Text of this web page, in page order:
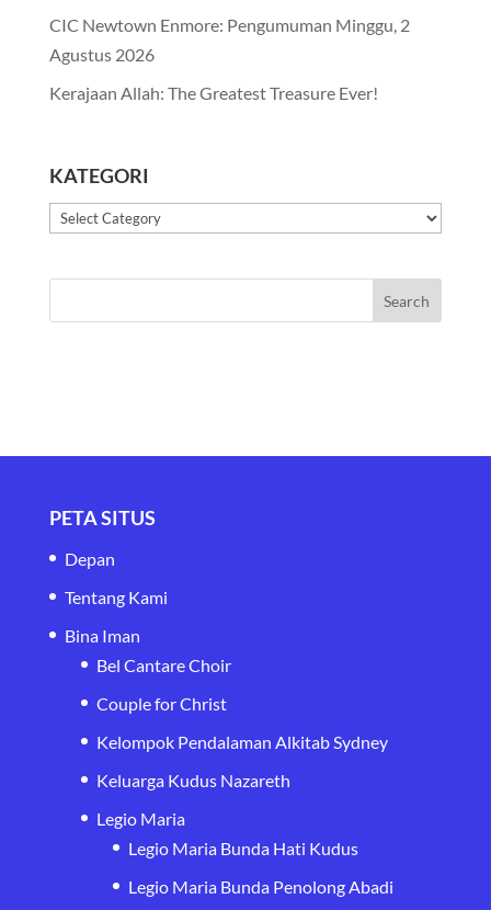
CIC Newtown Enmore: Pengumuman Minggu, 2
Agustus 2026
Kerajaan Allah: The Greatest Treasure Ever!
KATEGORI
Kategori
PETA SITUS
Depan
Tentang Kami
Bina Iman
Bel Cantare Choir
Couple for Christ
Kelompok Pendalaman Alkitab Sydney
Keluarga Kudus Nazareth
Legio Maria
Legio Maria Bunda Hati Kudus
Legio Maria Bunda Penolong Abadi